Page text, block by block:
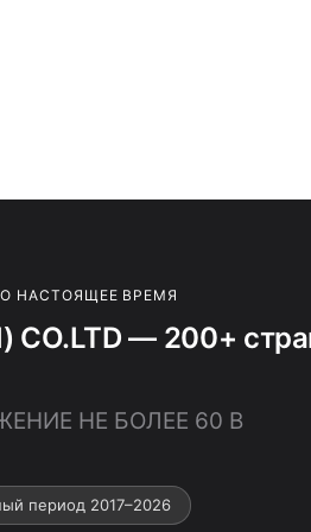
НАСТОЯЩЕЕ ВРЕМЯ
CO.LTD — 200+
НЕ БОЛЕЕ 60 В
период 2017–2026